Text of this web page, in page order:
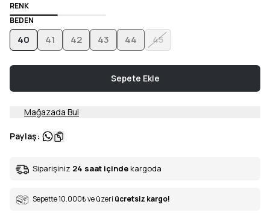
RENK
BEDEN
40 41 42 43 44 45
Sepete Ekle
Mağazada Bul
Paylaş:
Siparişiniz 24 saat içinde kargoda
Sepette 10.000₺ve üzeri ücretsiz kargo!